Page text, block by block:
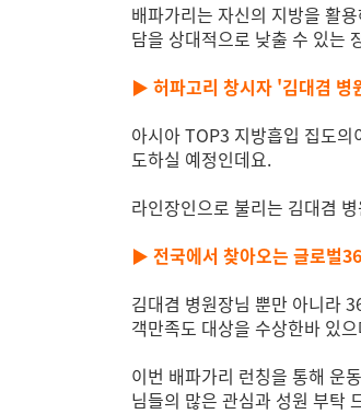
배파가리는 자신의 지방을 활
담을 상대적으로 낮출 수 있는
▶ 허파고리 창시자 '김대겸 병
아시아 TOP3 지방흡입 집도
도하실 예정인데요.
라인장인으로 불리는 김대겸
▶ 전국에서 찾아오는 글로벌
김대겸 병원장님 뿐만 아니라
객만족도 대상을 수상한바 있
이번 배파가리 런칭을 통해 운
님들의 많은 관심과 성원 부탁